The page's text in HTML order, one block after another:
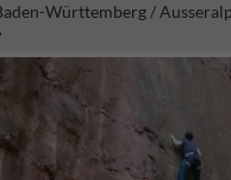
Württemberg /